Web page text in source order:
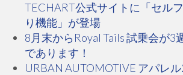
TECHART公式サイトに「セル
り機能」が登場
8月末からRoyal Tails 試乗会が3
であります！
URBAN AUTOMOTIVE アパレ